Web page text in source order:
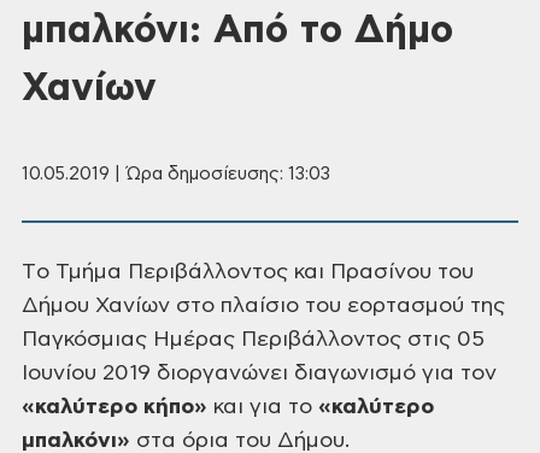
μπαλκόνι: Από το Δήμο
Χανίων
10.05.2019 | Ώρα δημοσίευσης: 13:03
Tο Τμήμα Περιβάλλοντος και Πρασίνου του
Δήμου Χανίων στο πλαίσιο του εορτασμού της
Παγκόσμιας Ημέρας Περιβάλλοντος στις 05
Ιουνίου 2019 διοργανώνει διαγωνισμό για τον
«καλύτερο κήπο» και για το «καλύτερο
μπαλκόνι» στα όρια του Δήμου.